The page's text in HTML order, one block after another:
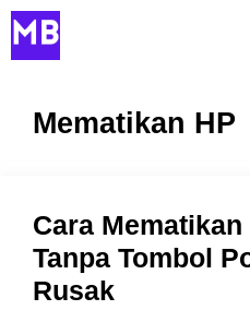
Skip
to
Mematikan HP
Cara
Tanpa Tombol
Rusak